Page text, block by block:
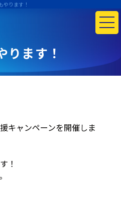
やります！
ります！
キャンペーンを開催しま
！